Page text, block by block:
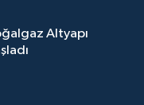
Altyapı